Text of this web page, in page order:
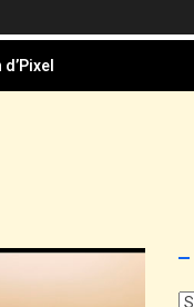
en 3 façons
édition 2026